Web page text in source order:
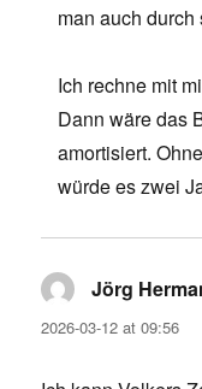
man auch
Ich rechne mit
Dann wäre das
amortisiert.
würde es zwei
Jörg
2026-03-12 at 09:56